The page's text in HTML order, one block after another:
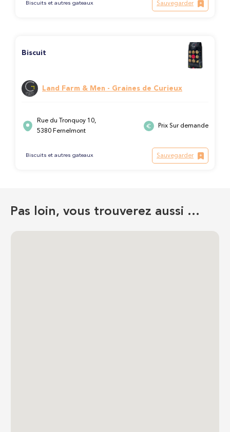
Biscuits et autres gateaux Sauvegarder
Biscuit
Land Farm & Men - Graines de Curieux
Rue du Tronquoy 10,
5380 Fernelmont
Prix Sur demande
Biscuits et autres gateaux Sauvegarder
Pas loin, vous trouverez aussi …